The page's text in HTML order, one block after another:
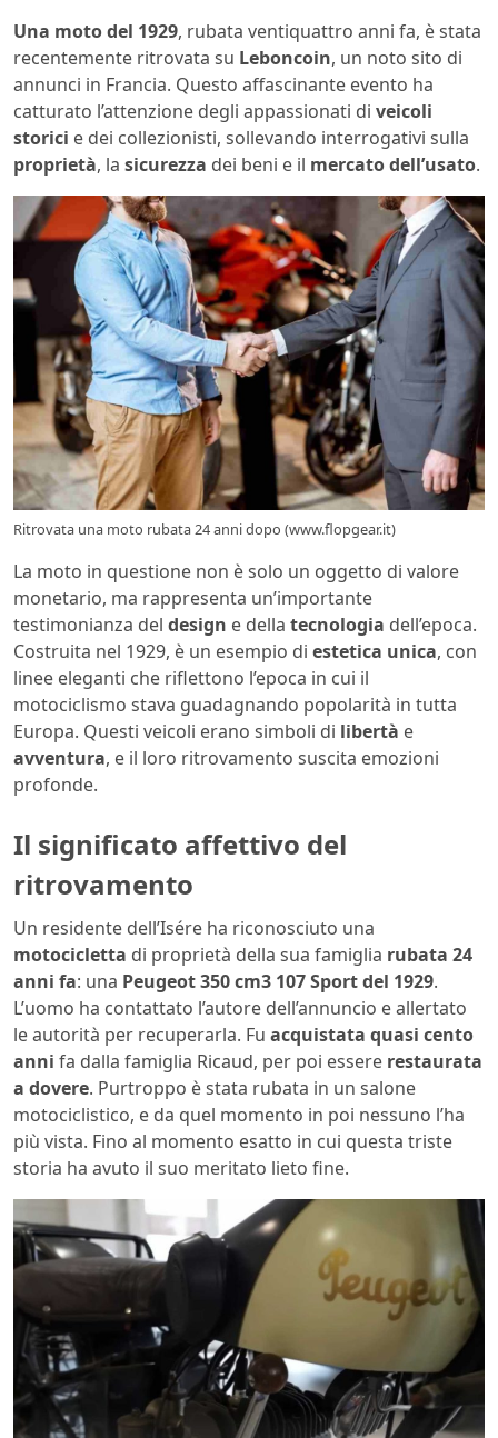
Una moto del 1929, rubata ventiquattro anni fa, è stata
recentemente ritrovata su Leboncoin, un noto sito di
annunci in Francia. Questo affascinante evento ha
catturato l’attenzione degli appassionati di veicoli
storici e dei collezionisti, sollevando interrogativi sulla
proprietà, la sicurezza dei beni e il mercato dell’usato.
Ritrovata una moto rubata 24 anni dopo (www.flopgear.it)
La moto in questione non è solo un oggetto di valore
monetario, ma rappresenta un’importante
testimonianza del design e della tecnologia dell’epoca.
Costruita nel 1929, è un esempio di estetica unica, con
linee eleganti che riflettono l’epoca in cui il
motociclismo stava guadagnando popolarità in tutta
Europa. Questi veicoli erano simboli di libertà e
avventura, e il loro ritrovamento suscita emozioni
profonde.
Il significato affettivo del
ritrovamento
Un residente dell’Isére ha riconosciuto una
motocicletta di proprietà della sua famiglia rubata 24
anni fa: una Peugeot 350 cm3 107 Sport del 1929.
L’uomo ha contattato l’autore dell’annuncio e allertato
le autorità per recuperarla. Fu acquistata quasi cento
anni fa dalla famiglia Ricaud, per poi essere restaurata
a dovere. Purtroppo è stata rubata in un salone
motociclistico, e da quel momento in poi nessuno l’ha
più vista. Fino al momento esatto in cui questa triste
storia ha avuto il suo meritato lieto fine.